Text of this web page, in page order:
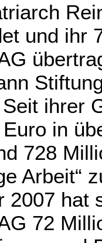
und ihr
ihrer
in
728
Arbeit“
2007 hat
72